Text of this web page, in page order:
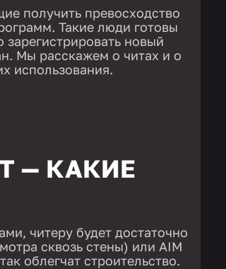
получить превосходство
Такие люди готовы
зарегистрировать новый
Мы расскажем о читах и о
использования.
— КАКИЕ
читеру будет достаточно
сквозь стены) или AIM
облегчат строительство.